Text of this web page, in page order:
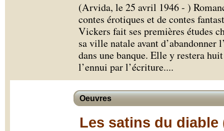
(Arvida, le 25 avril 1946 - )
contes érotiques et de contes
Vickers fait ses premières études
sa ville natale avant d’abandonner
dans une banque. Elle y restera
l’ennui par l’écriture....
Oeuvres
Les satins du diable